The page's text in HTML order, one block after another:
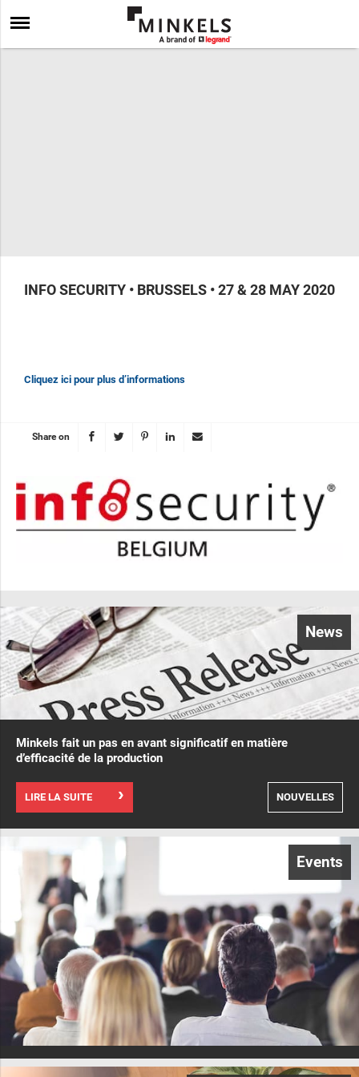
INFO SECURITY • BRUSSELS • 27 & 28 MAY 2020
Cliquez ici pour plus d’informations
Share on
News
Minkels fait un pas en avant significatif en matière
d’efficacité de la production
LIRE LA SUITE NOUVELLES
Events